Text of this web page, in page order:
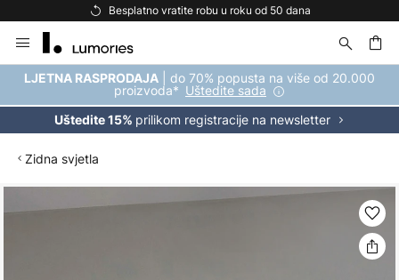
Besplatno vratite robu u roku od 50 dana
to
Content
LJETNA RASPRODAJA | do 70% popusta na više od 20.000
proizvoda* Uštedite sada
Uštedite 15% prilikom registracije na newsletter
Zidna svjetla
to